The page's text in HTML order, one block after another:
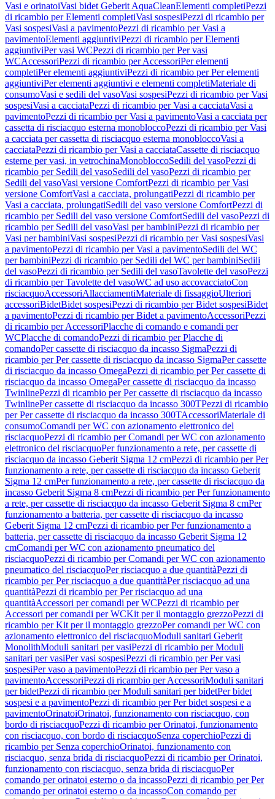
Vasi e orinatoiVasi bidet Geberit AquaCleanElementi completiPezzi
di ricambio per Elementi completiVasi sospesiPezzi di ricambio per
Vasi sospesiVasi a pavimentoPezzi di ricambio per Vasi a
pavimentoElementi aggiuntiviPezzi di ricambio per Elementi
aggiuntiviPer vasi WCPezzi di ricambio per Per vasi
WCAccessoriPezzi di ricambio per AccessoriPer elementi
completiPer elementi aggiuntiviPezzi di ricambio per Per elementi
aggiuntiviPer elementi aggiuntivi e elementi completiMateriale di
consumoVasi e sedili del vasoVasi sospesiPezzi di ricambio per Vasi
sospesiVasi a cacciataPezzi di ricambio per Vasi a cacciataVasi a
pavimentoPezzi di ricambio per Vasi a pavimentoVasi a cacciata per
cassetta di risciacquo esterna monobloccoPezzi di ricambio per Vasi
a cacciata per cassetta di risciacquo esterna monobloccoVasi a
cacciataPezzi di ricambio per Vasi a cacciataCassette di risciacquo
esterne per vasi, in vetrochinaMonobloccoSedili del vasoPezzi di
ricambio per Sedili del vasoSedili del vasoPezzi di ricambio per
Sedili del vasoVasi versione ComfortPezzi di ricambio per Vasi
versione ComfortVasi a cacciata, prolungatiPezzi di ricambio per
Vasi a cacciata, prolungatiSedili del vaso versione ComfortPezzi di
ricambio per Sedili del vaso versione ComfortSedili del vasoPezzi di
ricambio per Sedili del vasoVasi per bambiniPezzi di ricambio per
Vasi per bambiniVasi sospesiPezzi di ricambio per Vasi sospesiVasi
a pavimentoPezzi di ricambio per Vasi a pavimentoSedili del WC
per bambiniPezzi di ricambio per Sedili del WC per bambiniSedili
del vasoPezzi di ricambio per Sedili del vasoTavolette del vasoPezzi
di ricambio per Tavolette del vasoWC ad uso accovacciatoCon
risciacquoAccessoriAllacciamentiMateriale di fissaggioUlteriori
accessoriBidetBidet sospesiPezzi di ricambio per Bidet sospesiBidet
a pavimentoPezzi di ricambio per Bidet a pavimentoAccessoriPezzi
di ricambio per AccessoriPlacche di comando e comandi per
WCPlacche di comandoPezzi di ricambio per Placche di
comandoPer cassette di risciacquo da incasso SigmaPezzi di
ricambio per Per cassette di risciacquo da incasso SigmaPer cassette
di risciacquo da incasso OmegaPezzi di ricambio per Per cassette di
risciacquo da incasso OmegaPer cassette di risciacquo da incasso
TwinlinePezzi di ricambio per Per cassette di risciacquo da incasso
TwinlinePer cassette di risciacquo da incasso 300TPezzi di ricambio
per Per cassette di risciacquo da incasso 300TAccessoriMateriale di
consumoComandi per WC con azionamento elettronico del
risciacquoPezzi di ricambio per Comandi per WC con azionamento
elettronico del risciacquoPer funzionamento a rete, per cassette di
risciacquo da incasso Geberit Sigma 12 cmPezzi di ricambio per Per
funzionamento a rete, per cassette di risciacquo da incasso Geberit
Sigma 12 cmPer funzionamento a rete, per cassette di risciacquo da
incasso Geberit Sigma 8 cmPezzi di ricambio per Per funzionamento
a rete, per cassette di risciacquo da incasso Geberit Sigma 8 cmPer
funzionamento a batteria, per cassette di risciacquo da incasso
Geberit Sigma 12 cmPezzi di ricambio per Per funzionamento a
batteria, per cassette di risciacquo da incasso Geberit Sigma 12
cmComandi per WC con azionamento pneumatico del
risciacquoPezzi di ricambio per Comandi per WC con azionamento
pneumatico del risciacquoPer risciacquo a due quantitàPezzi di
ricambio per Per risciacquo a due quantitàPer risciacquo ad una
quantitàPezzi di ricambio per Per risciacquo ad una
quantitàAccessori per comandi per WCPezzi di ricambio per
Accessori per comandi per WCKit per il montaggio grezzoPezzi di
ricambio per Kit per il montaggio grezzoPer comandi per WC con
azionamento elettronico del risciacquoModuli sanitari Geberit
MonolithModuli sanitari per vasiPezzi di ricambio per Moduli
sanitari per vasiPer vasi sospesiPezzi di ricambio per Per vasi
sospesiPer vaso a pavimentoPezzi di ricambio per Per vaso a
pavimentoAccessoriPezzi di ricambio per AccessoriModuli sanitari
per bidetPezzi di ricambio per Moduli sanitari per bidetPer bidet
sospesi e a pavimentoPezzi di ricambio per Per bidet sospesi e a
pavimentoOrinatoiOrinatoi, funzionamento con risciacquo, con
bordo di risciacquoPezzi di ricambio per Orinatoi, funzionamento
con risciacquo, con bordo di risciacquoSenza coperchioPezzi di
ricambio per Senza coperchioOrinatoi, funzionamento con
risciacquo, senza brida di risciacquoPezzi di ricambio per Orinatoi,
funzionamento con risciacquo, senza brida di risciacquoPer
comando per orinatoi esterno o da incassoPezzi di ricambio per Per
comando per orinatoi esterno o da incassoCon comando per